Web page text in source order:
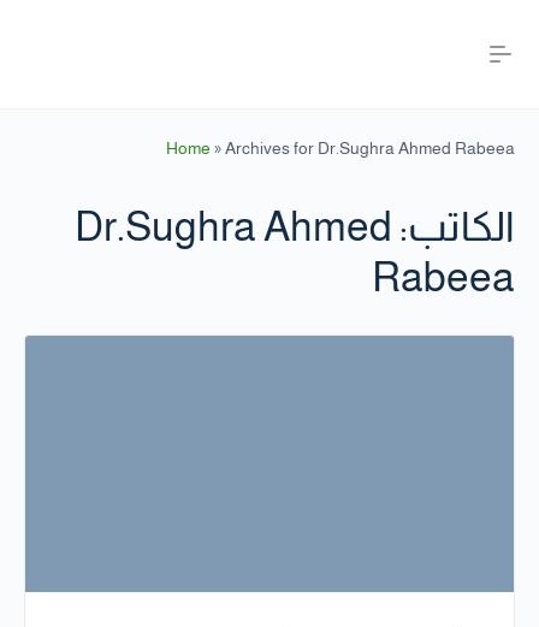
Home »Archives for Dr.Sughra Ahmed Rabeea
الكاتب: Dr.Sughra Ahmed
Rabeea